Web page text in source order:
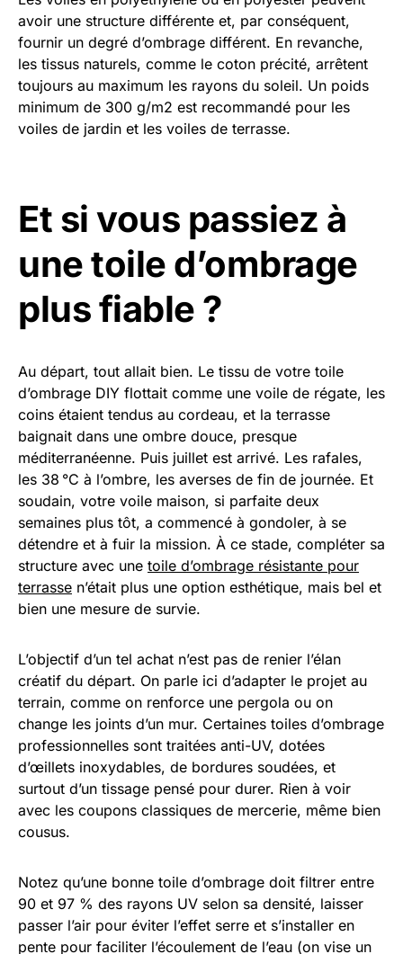
avoir une structure différente et, par conséquent,
fournir un degré d’ombrage différent. En revanche,
les tissus naturels, comme le coton précité, arrêtent
toujours au maximum les rayons du soleil. Un poids
minimum de 300 g/m2 est recommandé pour les
voiles de jardin et les voiles de terrasse.
Et si vous passiez à
une toile d’ombrage
plus fiable ?
Au départ, tout allait bien. Le tissu de votre toile
d’ombrage DIY flottait comme une voile de régate, les
coins étaient tendus au cordeau, et la terrasse
baignait dans une ombre douce, presque
méditerranéenne. Puis juillet est arrivé. Les rafales,
les 38 °C à l’ombre, les averses de fin de journée. Et
soudain, votre voile maison, si parfaite deux
semaines plus tôt, a commencé à gondoler, à se
détendre et à fuir la mission. À ce stade, compléter sa
structure avec une toile d’ombrage résistante pour
terrasse n’était plus une option esthétique, mais bel et
bien une mesure de survie.
L’objectif d’un tel achat n’est pas de renier l’élan
créatif du départ. On parle ici d’adapter le projet au
terrain, comme on renforce une pergola ou on
change les joints d’un mur. Certaines toiles d’ombrage
professionnelles sont traitées anti-UV, dotées
d’œillets inoxydables, de bordures soudées, et
surtout d’un tissage pensé pour durer. Rien à voir
avec les coupons classiques de mercerie, même bien
cousus.
Notez qu’une bonne toile d’ombrage doit filtrer entre
90 et 97 % des rayons UV selon sa densité, laisser
passer l’air pour éviter l’effet serre et s’installer en
pente pour faciliter l’écoulement de l’eau (on vise un